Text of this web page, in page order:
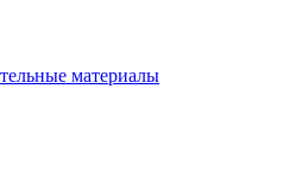
материалы